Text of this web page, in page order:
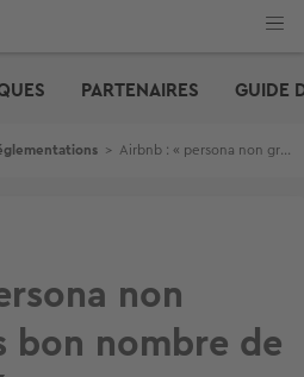
PARTENAIRES GUIDE
> Airbnb : « persona non grata » dans bon nombre de villes européennes
non
bon nombre de